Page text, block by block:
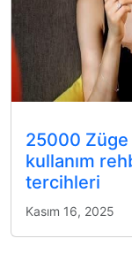
25000
kullanım
tercihleri
Kasım 16, 2025